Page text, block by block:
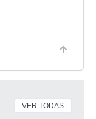
VER TODAS